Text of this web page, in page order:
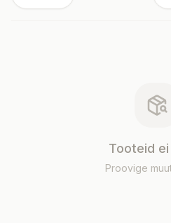
Tooteid
Proovige